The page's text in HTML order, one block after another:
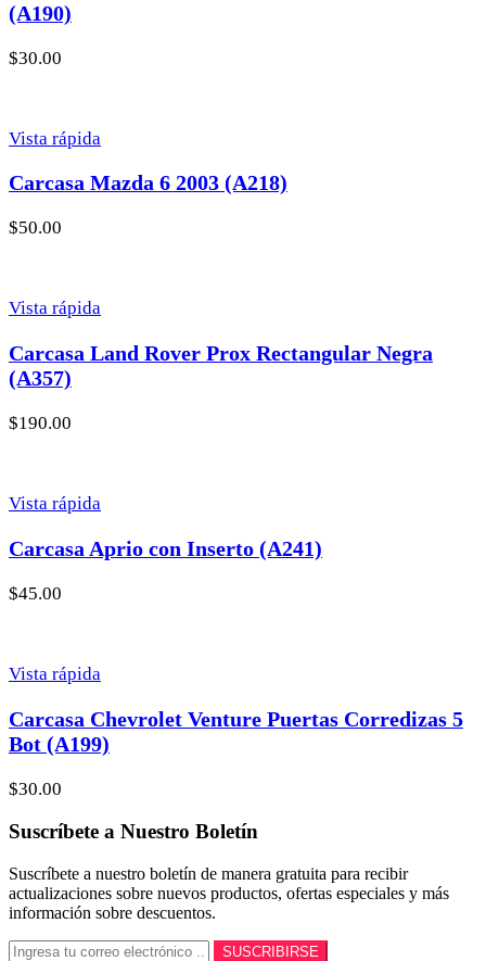
(A190)
$30.00
Vista rápida
Carcasa Mazda 6 2003 (A218)
$50.00
Vista rápida
Carcasa Land Rover Prox Rectangular Negra
(A357)
$190.00
Vista rápida
Carcasa Aprio con Inserto (A241)
$45.00
Vista rápida
Carcasa Chevrolet Venture Puertas Corredizas 5
Bot (A199)
$30.00
Suscríbete a Nuestro Boletín
Suscríbete a nuestro boletín de manera gratuita para recibir
actualizaciones sobre nuevos productos, ofertas especiales y más
información sobre descuentos.